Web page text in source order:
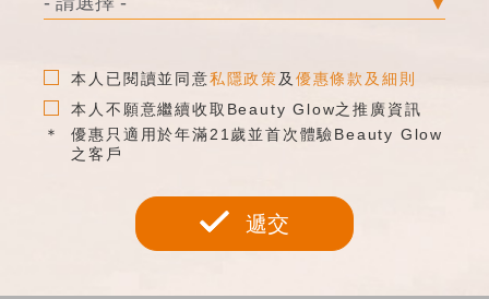
本人已閱讀並同意私隱政策及 優惠條款及細則
本人不願意繼續收取Beauty Glow之推廣資訊
優惠只適用於年滿21歲並首次體驗Beauty Glow
之客戶
遞交